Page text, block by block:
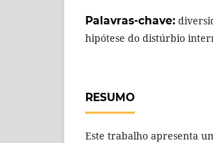
Palavras-chave:
hipótese do distúrbio
RESUMO
Este trabalho apresenta